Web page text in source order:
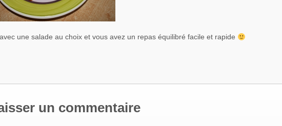
une salade au choix et vous avez un repas équilibré facile et rapide
un commentaire